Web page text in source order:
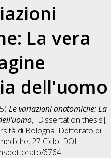
La vera
dell'uomo
Le variazioni anatomiche: La
, [Dissertation thesis],
di Bologna. Dottorato di
, 27 Ciclo. DOI
6764.